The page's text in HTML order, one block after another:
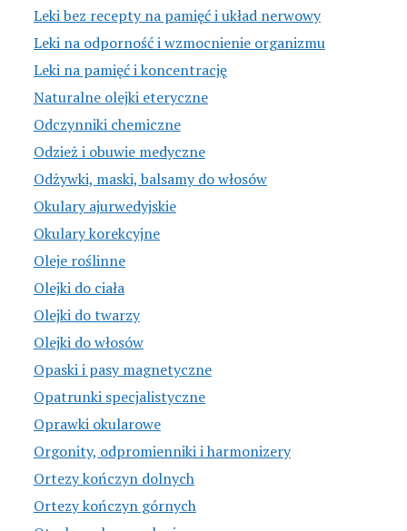
Leki bez recepty na pamięć i układ nerwowy
Leki na odporność i wzmocnienie organizmu
Leki na pamięć i koncentrację
Naturalne olejki eteryczne
Odczynniki chemiczne
Odzież i obuwie medyczne
Odżywki, maski, balsamy do włosów
Okulary ajurwedyjskie
Okulary korekcyjne
Oleje roślinne
Olejki do ciała
Olejki do twarzy
Olejki do włosów
Opaski i pasy magnetyczne
Opatrunki specjalistyczne
Oprawki okularowe
Orgonity, odpromienniki i harmonizery
Ortezy kończyn dolnych
Ortezy kończyn górnych